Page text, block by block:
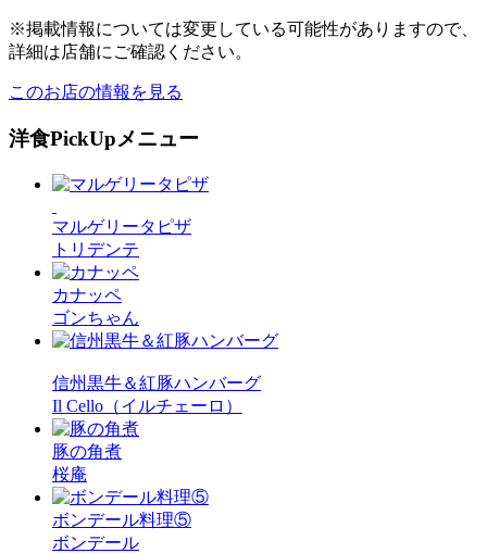
※掲載情報については変更している可能性がありますので、
詳細は店舗にご確認ください。
このお店の情報を見る
洋食PickUpメニュー
マルゲリータピザ
トリデンテ
カナッペ
ゴンちゃん
信州黒牛＆紅豚ハンバーグ
Il Cello（イルチェーロ）
豚の角煮
桜庵
ボンデール料理⑤
ボンデール